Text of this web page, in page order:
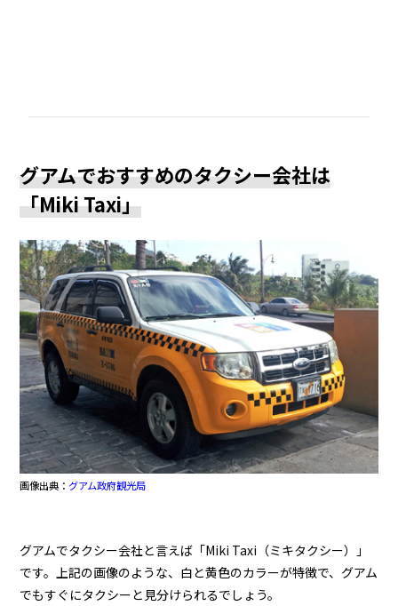
グアムでおすすめのタクシー会社は
「Miki Taxi」
画像出典： グアム政府観光局
グアムでタクシー会社と言えば「Miki Taxi（ミキタクシー）」
です。上記の画像のような、白と黄色のカラーが特徴で、グアム
でもすぐにタクシーと見分けられるでしょう。